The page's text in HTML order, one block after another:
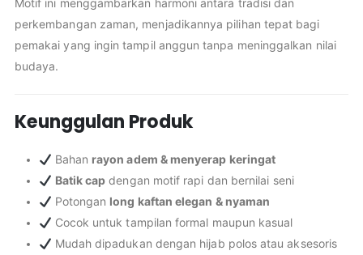
Motif ini menggambarkan harmoni antara tradisi dan
perkembangan zaman, menjadikannya pilihan tepat bagi
pemakai yang ingin tampil anggun tanpa meninggalkan nilai
budaya.
Keunggulan Produk
Bahan rayon adem & menyerap keringat
Batik cap dengan motif rapi dan bernilai seni
Potongan long kaftan elegan & nyaman
Cocok untuk tampilan formal maupun kasual
Mudah dipadukan dengan hijab polos atau aksesoris